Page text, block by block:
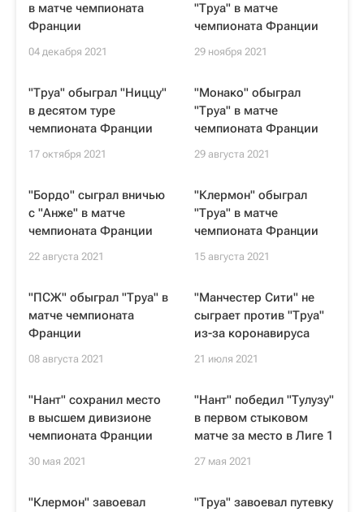
в матче чемпионата
Франции
04 декабря 2021
"Труа" в матче
чемпионата Франции
29 ноября 2021
"Труа" обыграл "Ниццу"
в десятом туре
чемпионата Франции
17 октября 2021
"Монако" обыграл
"Труа" в матче
чемпионата Франции
29 августа 2021
"Бордо" сыграл вничью
с "Анже" в матче
чемпионата Франции
22 августа 2021
"Клермон" обыграл
"Труа" в матче
чемпионата Франции
15 августа 2021
"ПСЖ" обыграл "Труа" в
матче чемпионата
Франции
08 августа 2021
"Манчестер Сити" не
сыграет против "Труа"
из-за коронавируса
21 июля 2021
"Нант" сохранил место
в высшем дивизионе
чемпионата Франции
30 мая 2021
"Нант" победил "Тулузу"
в первом стыковом
матче за место в Лиге 1
27 мая 2021
"Клермон" завоевал
"Труа" завоевал путевку